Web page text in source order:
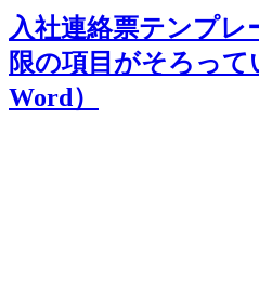
入社連絡票テンプレ
限の項目がそろって
Word）